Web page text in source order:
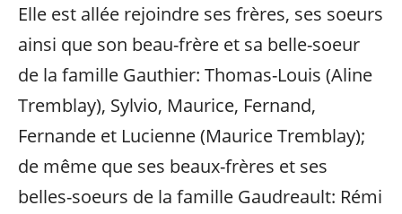
Elle est allée rejoindre ses frères, ses soeurs
ainsi que son beau-frère et sa belle-soeur
de la famille Gauthier: Thomas-Louis (Aline
Tremblay), Sylvio, Maurice, Fernand,
Fernande et Lucienne (Maurice Tremblay);
de même que ses beaux-frères et ses
belles-soeurs de la famille Gaudreault: Rémi